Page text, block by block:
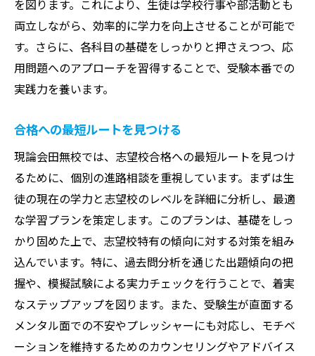
を図ります。これにより、生徒は学校行事や部活動とも
両立しながら、効率的に学力を向上させることが可能で
す。さらに、各科目の基礎をしっかりと押さえつつ、応
用問題へのアプローチを習得することで、受験本番での
実践力を養います。
合格への最短ルートを見つける
現論会田無校では、志望校合格への最短ルートを見つけ
るために、個別の進路相談を重視しています。まずは生
徒の現在の学力と志望校のレベルを詳細に分析し、最適
な学習プランを策定します。このプランは、基礎をしっ
かり固めた上で、志望校特有の傾向に対する対策を組み
込んでいます。特に、過去問分析を通じた出題傾向の把
握や、模擬試験による実力チェックを行うことで、着実
なステップアップを図ります。また、受験生が直面する
メンタル面での不安やプレッシャーにも対応し、モチベ
ーションを維持するためのカウンセリングやアドバイス